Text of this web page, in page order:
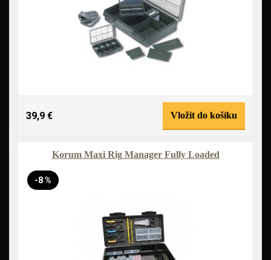
39,9 € Vložit do košíku
Korum Maxi Rig Manager Fully Loaded
-8 %